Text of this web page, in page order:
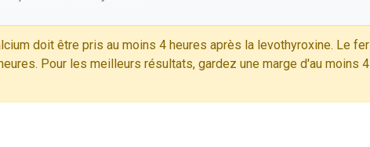
doit être pris au moins 4 heures après la levothyroxine. Le fer
Pour les meilleurs résultats, gardez une marge d'au moins 4